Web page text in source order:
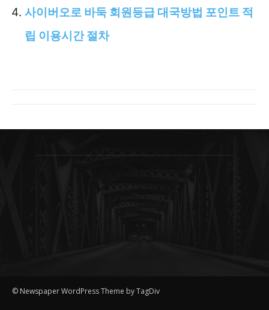
사이버오로 바둑 회원등급 대국방법 포인트 적
립 이용시간 절차
© Newspaper WordPress Theme by TagDiv